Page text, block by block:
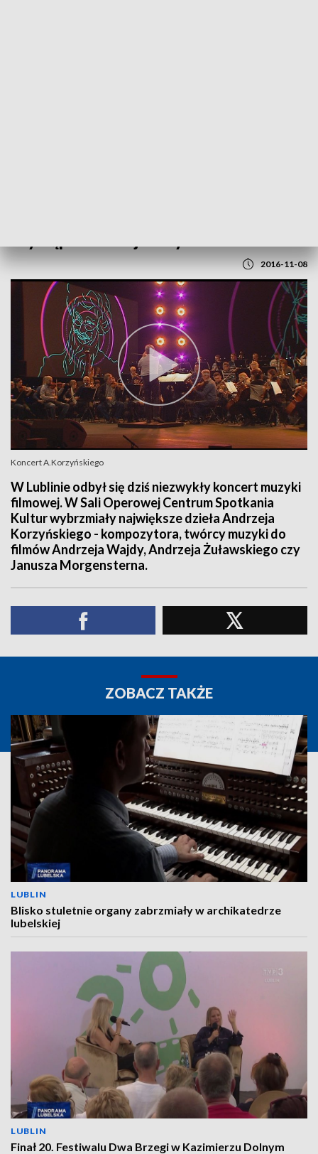
2016-11-08
Koncert A.Korzyńskiego
W Lublinie odbył się dziś niezwykły koncert muzyki
filmowej. W Sali Operowej Centrum Spotkania
Kultur wybrzmiały największe dzieła Andrzeja
Korzyńskiego - kompozytora, twórcy muzyki do
filmów Andrzeja Wajdy, Andrzeja Żuławskiego czy
Janusza Morgensterna.
ZOBACZ TAKŻE
LUBLIN
Blisko stuletnie organy zabrzmiały w archikatedrze
lubelskiej
LUBLIN
Finał 20. Festiwalu Dwa Brzegi w Kazimierzu Dolnym